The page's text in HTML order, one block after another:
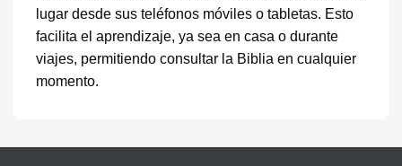
lugar desde sus teléfonos móviles o tabletas. Esto
facilita el aprendizaje, ya sea en casa o durante
viajes, permitiendo consultar la Biblia en cualquier
momento.